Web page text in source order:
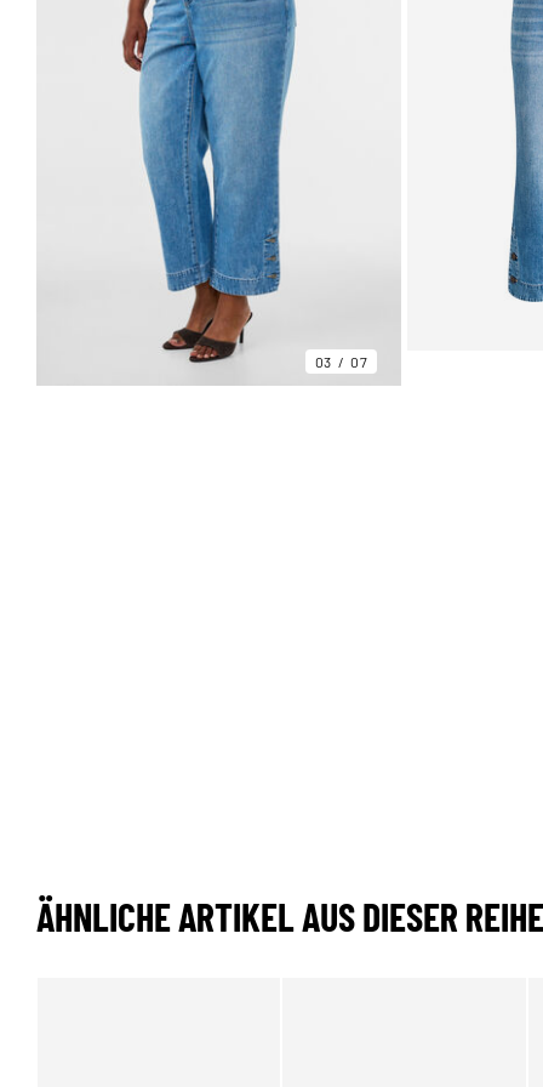
03 07
ÄHNLICHE ARTIKEL AUS DIESER REIHE